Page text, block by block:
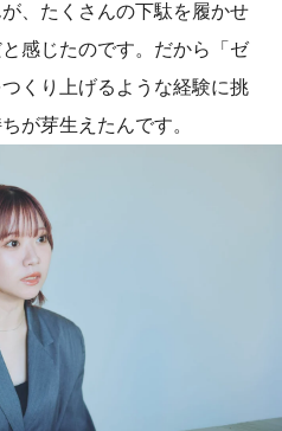
、たくさんの下駄を履かせ
感じたのです。だから「ゼ
くり上げるような経験に挑
が芽生えたんです。